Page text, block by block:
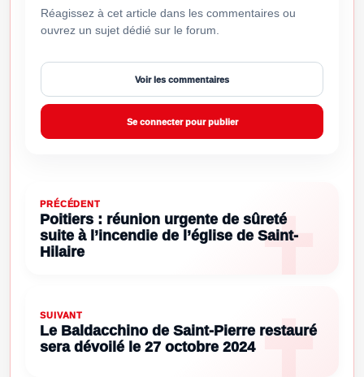
Réagissez à cet article dans les commentaires ou
ouvrez un sujet dédié sur le forum.
Voir les commentaires
Se connecter pour publier
PRÉCÉDENT
Poitiers : réunion urgente de sûreté
suite à l’incendie de l’église de Saint-
Hilaire
SUIVANT
Le Baldacchino de Saint-Pierre restauré
sera dévoilé le 27 octobre 2024